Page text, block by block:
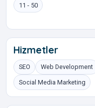
11 - 50
Hizmetler
SEO Web Development
Social Media Marketing